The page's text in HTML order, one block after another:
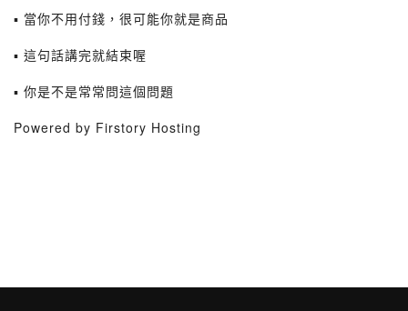
▪ 當你不用付錢，很可能你就是商品
▪ 這句話講完就結束喔
▪ 你是不是常常問這個問題
Powered by Firstory Hosting